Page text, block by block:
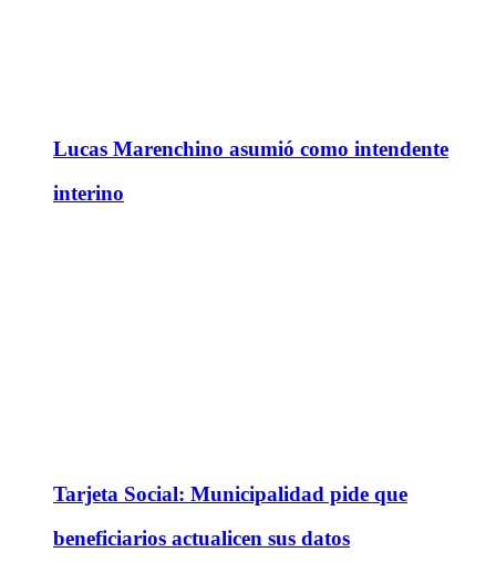
Lucas Marenchino asumió como intendente
interino
Tarjeta Social: Municipalidad pide que
beneficiarios actualicen sus datos